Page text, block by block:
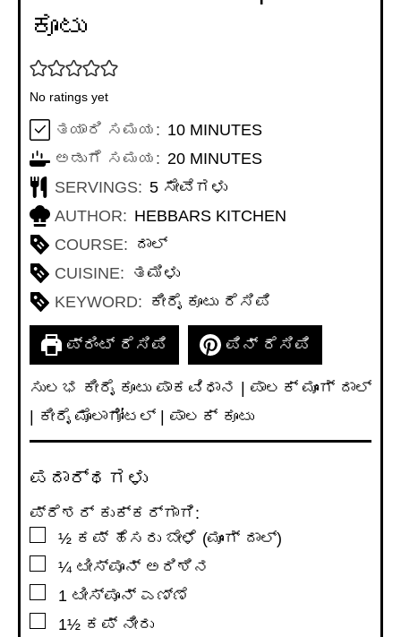
ಕೂಟು
No ratings yet
ತಯಾರಿ ಸಮಯ: 10MINUTES
MINUTES
ಅಡುಗೆ ಸಮಯ: 20MINUTES
MINUTES
SERVINGS: 5 ಸೇವೆಗಳು
AUTHOR: HEBBARS KITCHEN
COURSE: ದಾಲ್
CUISINE: ತಮಿಳು
KEYWORD: ಕೀರೈ ಕೂಟು ರೆಸಿಪಿ
ಪ್ರಿಂಟ್ ರೆಸಿಪಿ ಪಿನ್ ರೆಸಿಪಿ
ಸುಲಭ ಕೀರೈ ಕೂಟು ಪಾಕವಿಧಾನ | ಪಾಲಕ್ ಮೂಂಗ್ ದಾಲ್
| ಕೀರೈ ಮೊಲಾಗೋಟಲ್ | ಪಾಲಕ್ ಕೂಟು
ಪದಾರ್ಥಗಳು
ಪ್ರೆಶರ್ ಕುಕ್ಕರ್ಗಾಗಿ:
▢½ ಕಪ್ ಹೆಸರು ಬೇಳೆ (ಮೂಂಗ್ ದಾಲ್)
▢¼ ಟೀಸ್ಪೂನ್ ಅರಿಶಿನ
▢1 ಟೀಸ್ಪೂನ್ ಎಣ್ಣೆ
▢1½ ಕಪ್ ನೀರು